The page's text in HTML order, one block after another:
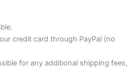
credit card through PayPal (no
for any additional shipping fees,